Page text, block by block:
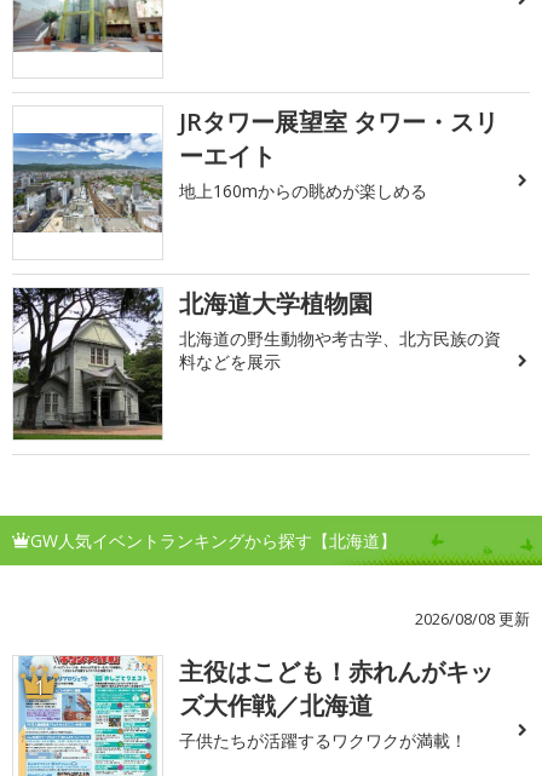
JRタワー展望室 タワー・スリ
ーエイト
地上160mからの眺めが楽しめる
北海道大学植物園
北海道の野生動物や考古学、北方民族の資
料などを展示
GW人気イベントランキングから探す【北海道】
2026/08/08 更新
1
主役はこども！赤れんがキッ
ズ大作戦／北海道
子供たちが活躍するワクワクが満載！